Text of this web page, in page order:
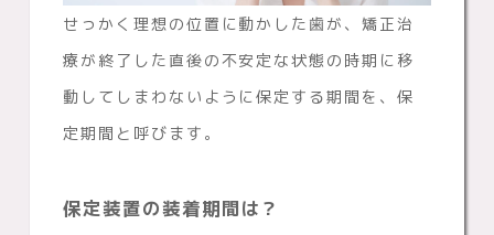
せっかく理想の位置に動かした歯が、矯正治
療が終了した直後の不安定な状態の時期に移
動してしまわないように保定する期間を、保
定期間と呼びます。
保定装置の装着期間は？